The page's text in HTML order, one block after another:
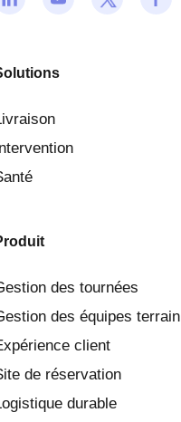
des tournées
des équipes terrain
client
de réservation
durable